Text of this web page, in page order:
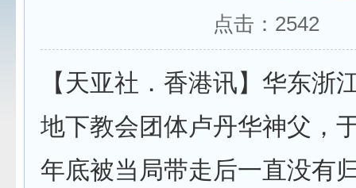
点击： 2542
【天亚社．香港讯】华东浙
地下教会团体卢丹华神父，
年底被当局带走后一直没有